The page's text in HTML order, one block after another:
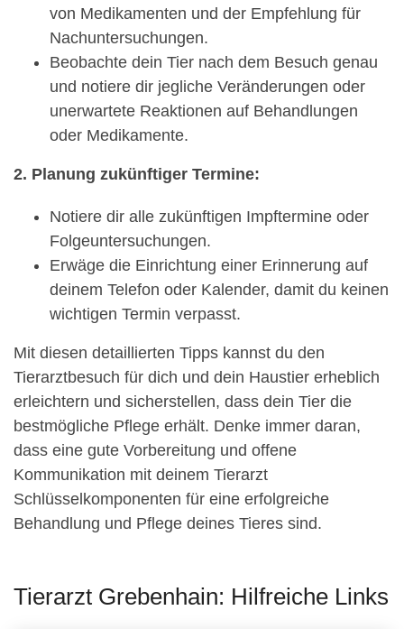
von Medikamenten und der Empfehlung für
Nachuntersuchungen.
Beobachte dein Tier nach dem Besuch genau
und notiere dir jegliche Veränderungen oder
unerwartete Reaktionen auf Behandlungen
oder Medikamente.
2. Planung zukünftiger Termine:
Notiere dir alle zukünftigen Impftermine oder
Folgeuntersuchungen.
Erwäge die Einrichtung einer Erinnerung auf
deinem Telefon oder Kalender, damit du keinen
wichtigen Termin verpasst.
Mit diesen detaillierten Tipps kannst du den
Tierarztbesuch für dich und dein Haustier erheblich
erleichtern und sicherstellen, dass dein Tier die
bestmögliche Pflege erhält. Denke immer daran,
dass eine gute Vorbereitung und offene
Kommunikation mit deinem Tierarzt
Schlüsselkomponenten für eine erfolgreiche
Behandlung und Pflege deines Tieres sind.
Tierarzt Grebenhain: Hilfreiche Links